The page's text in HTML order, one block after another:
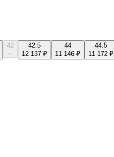
42
--
42.5
12 137 ₽
44
11 146 ₽
44.5
11 172 ₽